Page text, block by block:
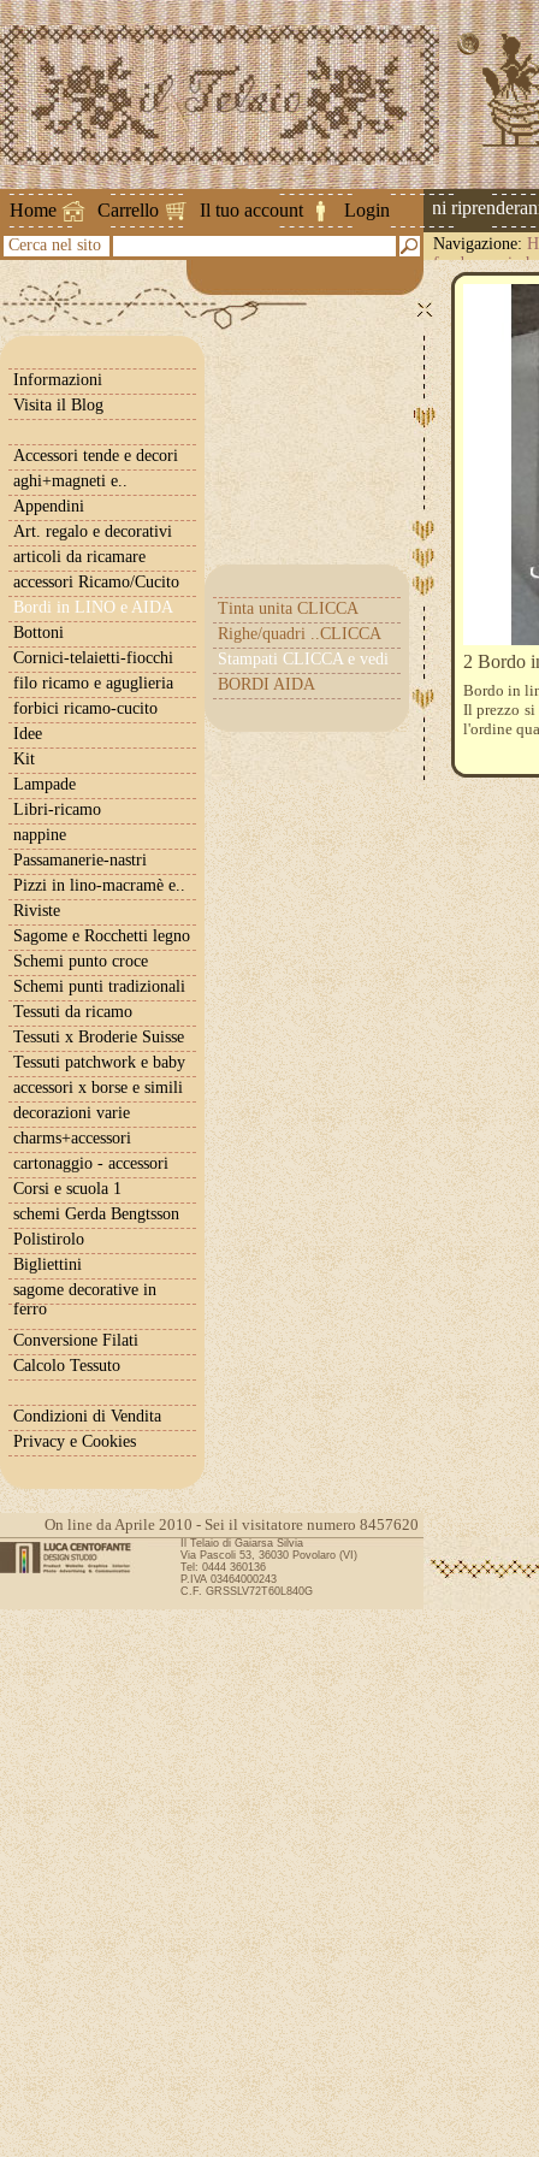
Home Carrello Il tuo account Login
Attenzione ! Le spedizioni
Cerca nel sito Navigazione:
fondo avorio
Informazioni
Visita il Blog
Accessori tende e decori
aghi+magneti e..
Appendini
Art. regalo e decorativi
articoli da ricamare
accessori Ricamo/Cucito
Bordi in LINO e AIDA
Tinta unita CLICCA
Righe/quadri ..CLICCA
Stampati CLICCA e vedi
BORDI AIDA
Bottoni
Cornici-telaietti-fiocchi
filo ricamo e aguglieria
forbici ricamo-cucito
Idee
Kit
Lampade
Libri-ricamo
nappine
Passamanerie-nastri
Pizzi in lino-macramè e..
Riviste
Sagome e Rocchetti legno
Schemi punto croce
Schemi punti tradizionali
Tessuti da ricamo
Tessuti x Broderie Suisse
Tessuti patchwork e baby
accessori x borse e simili
decorazioni varie
charms+accessori
cartonaggio - accessori
Corsi e scuola 1
schemi Gerda Bengtsson
Polistirolo
Bigliettini
sagome decorative in
ferro
Conversione Filati
Calcolo Tessuto
Condizioni di Vendita
Privacy e Cookies
2 Bordo
Bordo in
Il prezzo si
l'ordine
On line da Aprile 2010 - Sei il visitatore numero 8457620
Il Telaio di Gaiarsa Silvia
Via Pascoli 53, 36030 Povolaro (VI)
Tel: 0444 360136
P.IVA 03464000243
C.F. GRSSLV72T60L840G